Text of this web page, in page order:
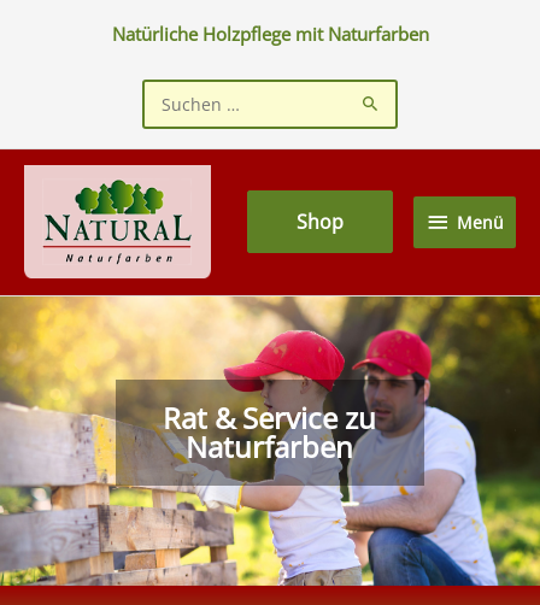
Natürliche Holzpflege mit Naturfarben
Suchen
nach:
Menü
Shop
Rat & Service zu
Naturfarben